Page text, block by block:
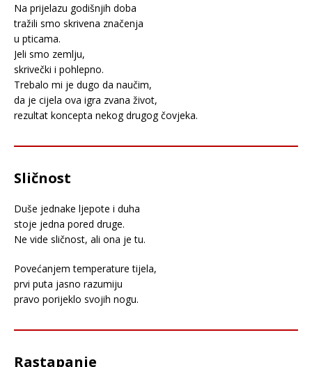
Na prijelazu godišnjih doba
tražili smo skrivena značenja
u pticama.
Jeli smo zemlju,
skrivečki i pohlepno.
Trebalo mi je dugo da naučim,
da je cijela ova igra zvana život,
rezultat koncepta nekog drugog čovjeka.
Sličnost
Duše jednake ljepote i duha
stoje jedna pored druge.
Ne vide sličnost, ali ona je tu.
Povećanjem temperature tijela,
prvi puta jasno razumiju
pravo porijeklo svojih nogu.
Rastapanje